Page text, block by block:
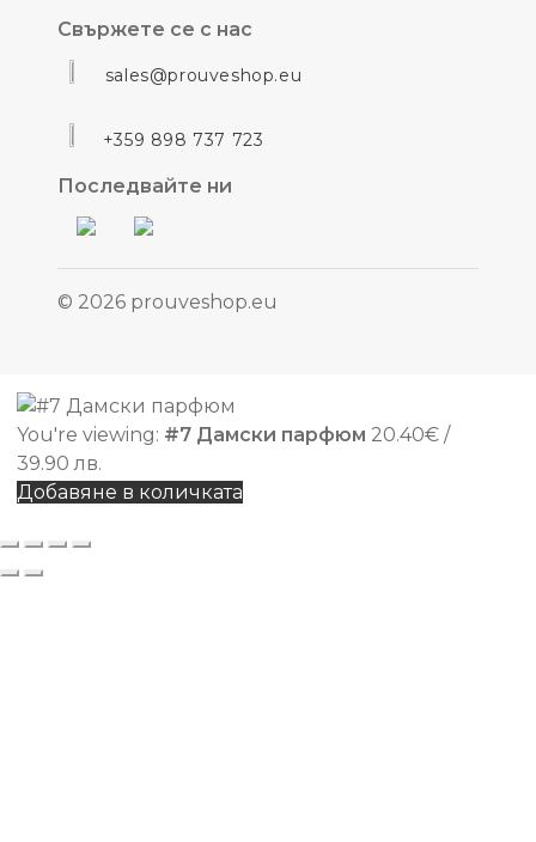
Свържете се с нас
sales@prouveshop.eu
+359 898 737 723
Последвайте ни
© 2026 prouveshop.eu
You're viewing: #7 Дамски парфюм 20.40€ /
39.90 лв.
Добавяне в количката